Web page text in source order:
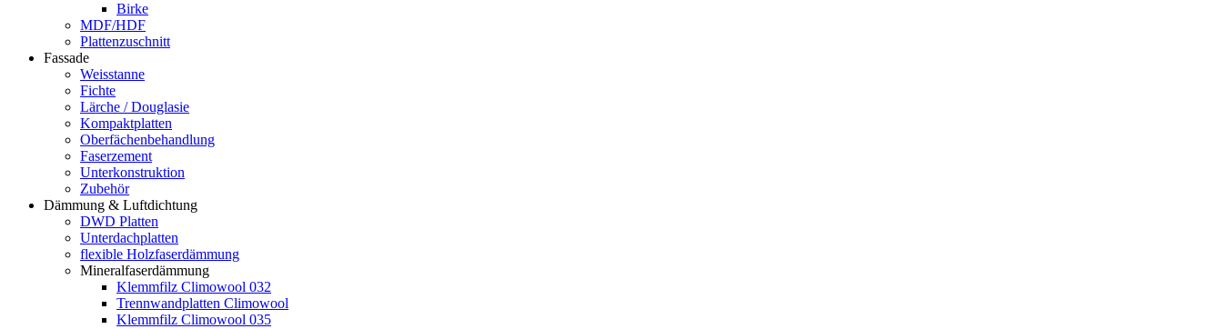
Birke
MDF/HDF
Plattenzuschnitt
Fassade
Weisstanne
Fichte
Lärche / Douglasie
Kompaktplatten
Oberfächenbehandlung
Faserzement
Unterkonstruktion
Zubehör
Dämmung & Luftdichtung
DWD Platten
Unterdachplatten
flexible Holzfaserdämmung
Mineralfaserdämmung
Klemmfilz Climowool 032
Trennwandplatten Climowool
Klemmfilz Climowool 035